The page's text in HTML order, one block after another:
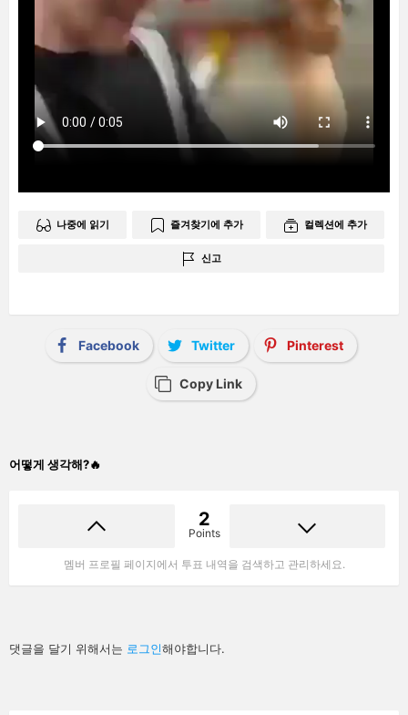
나중에 읽기 즐겨찾기에 추가 컬렉션에 추가
신고
Facebook Twitter Pinterest
Copy Link
어떻게 생각해?🔥
2
Points
멤버 프로필 페이지에서 투표 내역을 검색하고 관리하세요.
답
글
댓글을 달기 위해서는 로그인해야합니다.